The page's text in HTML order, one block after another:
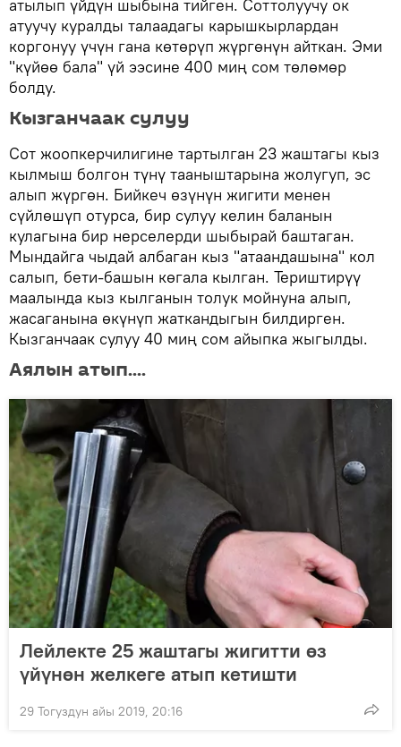
атылып үйдүн шыбына тийген. Соттолуучу ок
атуучу куралды талаадагы карышкырлардан
коргонуу үчүн гана көтөрүп жүргөнүн айткан. Эми
"күйөө бала" үй ээсине 400 миң сом төлөмөр
болду.
Кызганчаак сулуу
Сот жоопкерчилигине тартылган 23 жаштагы кыз
кылмыш болгон түнү тааныштарына жолугуп, эс
алып жүргөн. Бийкеч өзүнүн жигити менен
сүйлөшүп отурса, бир сулуу келин баланын
кулагына бир нерселерди шыбырай баштаган.
Мындайга чыдай албаган кыз "атаандашына" кол
салып, бети-башын көгала кылган. Териштирүү
маалында кыз кылганын толук мойнуна алып,
жасаганына өкүнүп жаткандыгын билдирген.
Кызганчаак сулуу 40 миң сом айыпка жыгылды.
Аялын атып....
Лейлекте 25 жаштагы жигитти өз
үйүнөн желкеге атып кетишти
29 Тогуздун айы 2019, 20:16